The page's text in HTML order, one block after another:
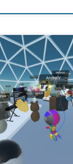
работ для
конкурсе «#НеМагия:
«Живой город»